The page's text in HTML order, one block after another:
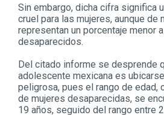
Sin embargo, dicha cifra significa
cruel para las mujeres, aunque de
representan un porcentaje menor
desaparecidos.
Del citado informe se desprende
adolescente mexicana es
peligrosa, pues el rango de edad,
de mujeres desaparecidas, se
19 años, seguido del rango entre